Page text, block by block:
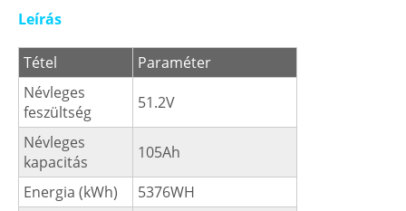
Leírás
Tétel
Paraméter
Névleges
feszültség
51.2V
Névleges
kapacitás
105Ah
Energia (kWh)
5376WH